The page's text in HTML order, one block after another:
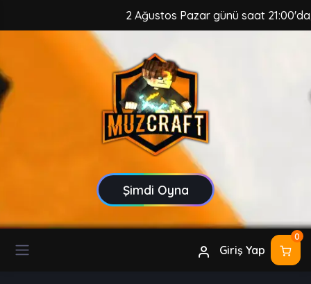
2 Ağustos Pazar günü saat
Şimdi Oyna
Giriş Yap
0